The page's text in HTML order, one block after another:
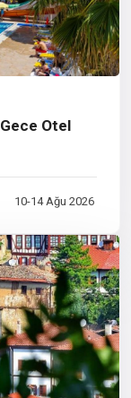
Otel
10-14 Ağu 2026